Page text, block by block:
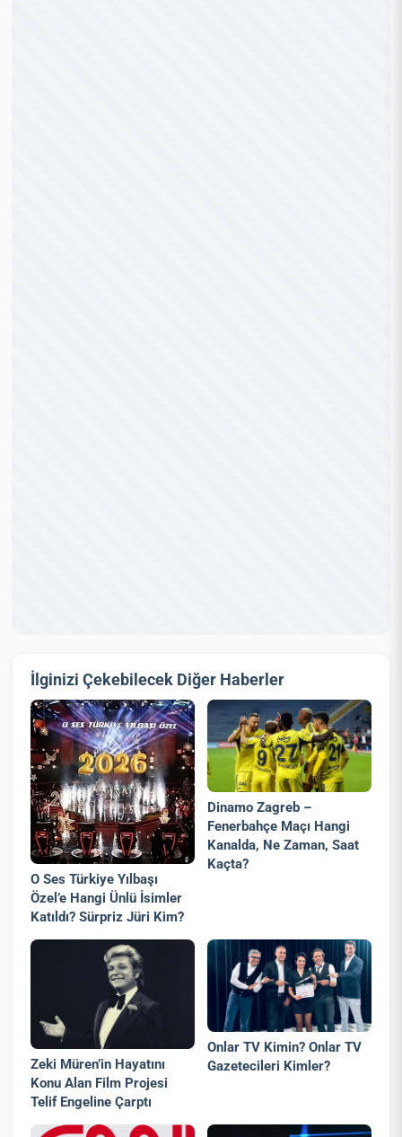
İlginizi Çekebilecek Diğer Haberler
O Ses Türkiye Yılbaşı
Özel’e Hangi Ünlü İsimler
Katıldı? Sürpriz Jüri Kim?
Dinamo Zagreb –
Fenerbahçe Maçı Hangi
Kanalda, Ne Zaman, Saat
Kaçta?
Zeki Müren’in Hayatını
Konu Alan Film Projesi
Telif Engeline Çarptı
Onlar TV Kimin? Onlar TV
Gazetecileri Kimler?